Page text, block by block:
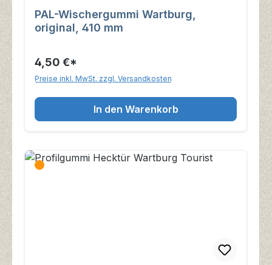
PAL-Wischergummi Wartburg,
original, 410 mm
4,50 €*
Preise inkl. MwSt. zzgl. Versandkosten
In den Warenkorb